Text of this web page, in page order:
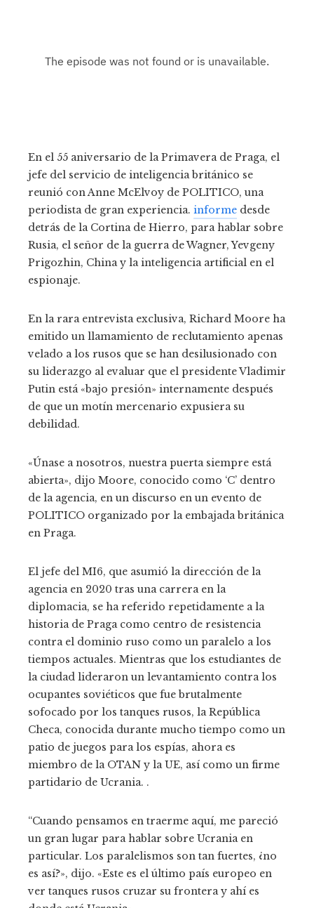
En el 55 aniversario de la Primavera de Praga, el
jefe del servicio de inteligencia británico se
reunió con Anne McElvoy de POLITICO, una
periodista de gran experiencia. informe desde
detrás de la Cortina de Hierro, para hablar sobre
Rusia, el señor de la guerra de Wagner, Yevgeny
Prigozhin, China y la inteligencia artificial en el
espionaje.
En la rara entrevista exclusiva, Richard Moore ha
emitido un llamamiento de reclutamiento apenas
velado a los rusos que se han desilusionado con
su liderazgo al evaluar que el presidente Vladimir
Putin está «bajo presión» internamente después
de que un motín mercenario expusiera su
debilidad.
«Únase a nosotros, nuestra puerta siempre está
abierta», dijo Moore, conocido como ‘C’ dentro
de la agencia, en un discurso en un evento de
POLITICO organizado por la embajada británica
en Praga.
El jefe del MI6, que asumió la dirección de la
agencia en 2020 tras una carrera en la
diplomacia, se ha referido repetidamente a la
historia de Praga como centro de resistencia
contra el dominio ruso como un paralelo a los
tiempos actuales. Mientras que los estudiantes de
la ciudad lideraron un levantamiento contra los
ocupantes soviéticos que fue brutalmente
sofocado por los tanques rusos, la República
Checa, conocida durante mucho tiempo como un
patio de juegos para los espías, ahora es
miembro de la OTAN y la UE, así como un firme
partidario de Ucrania. .
“Cuando pensamos en traerme aquí, me pareció
un gran lugar para hablar sobre Ucrania en
particular. Los paralelismos son tan fuertes, ¿no
es así?», dijo. «Este es el último país europeo en
ver tanques rusos cruzar su frontera y ahí es